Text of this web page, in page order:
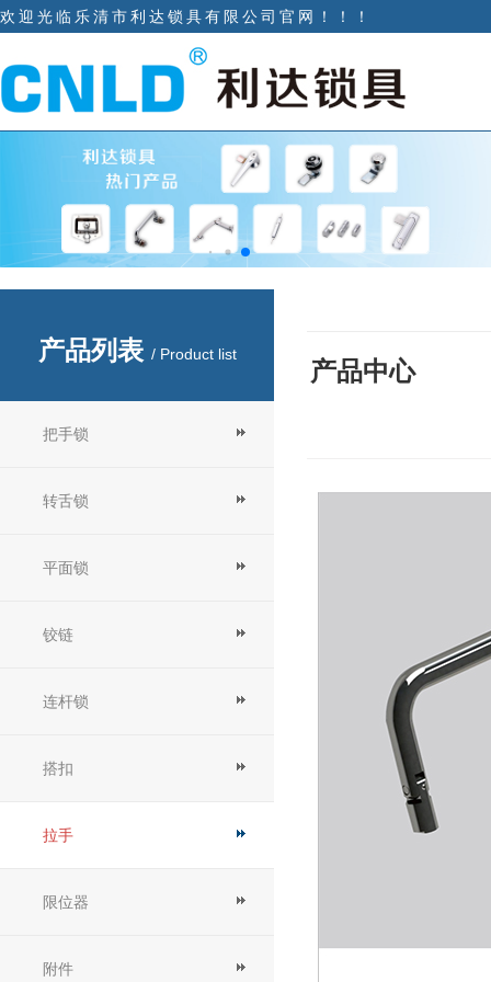
欢迎光临乐清市利达锁具有限公司官网！！！
产品列表 / Product list
把手锁
转舌锁
平面锁
铰链
连杆锁
搭扣
拉手
限位器
附件
产品中心